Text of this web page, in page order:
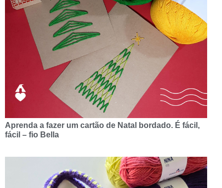
Aprenda a fazer um cartão de Natal bordado. É fácil,
fácil – fio Bella